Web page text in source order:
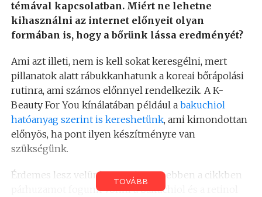
témával kapcsolatban. Miért ne lehetne
kihasználni az internet előnyeit olyan
formában is, hogy a bőrünk lássa eredményét?
Ami azt illeti, nem is kell sokat keresgélni, mert
pillanatok alatt rábukkanhatunk a koreai bőrápolási
rutinra, ami számos előnnyel rendelkezik. A K-
Beauty For You kínálatában például a bakuchiol
hatóanyag szerint is kereshetünk, ami kimondottan
előnyös, ha pont ilyen készítményre van
szükségünk.
Érdemes lesz velünk tartani, mert ebben a cikkben
párhuzamot fogunk vonni a bakuchiol és a retinol
TOVÁBB